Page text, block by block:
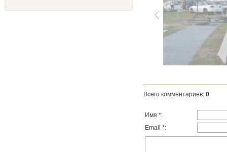
Всего комментариев: 0
Имя *:
Email *: